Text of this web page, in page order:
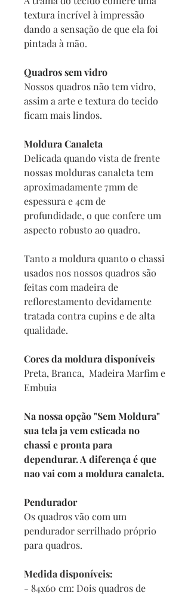
textura incrível à impressão
dando a sensação de que ela foi
pintada à mão.
Quadros sem vidro
Nossos quadros não tem vidro,
assim a arte e textura do tecido
ficam mais lindos.
Moldura Canaleta
Delicada quando vista de frente
nossas molduras canaleta tem
aproximadamente 7mm de
espessura e 4cm de
profundidade, o que confere um
aspecto robusto ao quadro.
Tanto a moldura quanto o chassi
usados nos nossos quadros são
feitas com madeira de
reflorestamento devidamente
tratada contra cupins e de alta
qualidade.
Cores da moldura disponíveis
Preta, Branca, Madeira Marfim e
Embuia
Na nossa opção "Sem Moldura"
sua tela ja vem esticada no
chassi e pronta para
dependurar. A diferença é que
nao vai com a moldura canaleta.
Pendurador
Os quadros vão com um
pendurador serrilhado próprio
para quadros.
Medida disponíveis:
- 84x60 cm: Dois quadros de